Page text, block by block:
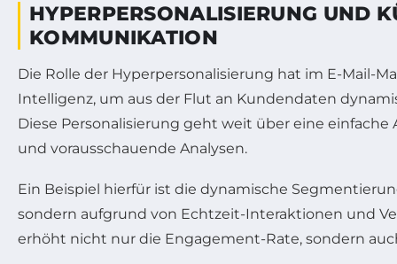
HYPERPERSONALISIERUNG UND
KOMMUNIKATION
Die Rolle der Hyperpersonalisierung hat im E-Mail-
Intelligenz, um aus der Flut an Kundendaten
Diese Personalisierung geht weit über eine
und vorausschauende Analysen.
Ein Beispiel hierfür ist die dynamische
sondern aufgrund von Echtzeit-Interaktionen und
erhöht nicht nur die Engagement-Rate, sondern